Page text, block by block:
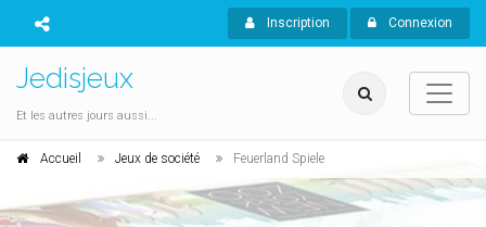
Inscription Connexion
Jedisjeux
Et les autres jours aussi...
Accueil Jeux de société Feuerland Spiele